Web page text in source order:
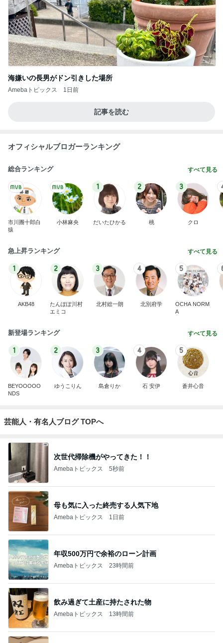
海嫌いの長男がドン引きした場所
Amebaトピックス 1日前
記事を読む
オフィシャルブロガーランキング
総合ランキング すべて見る
市川團十郎白
猿
小林麻央
1
だいたひかる
2
桃
3
クロ
急上昇ランキング すべて見る
1
AKB48
2
たんぽぽ川村
エミコ
3
北村総一朗
4
北別府学
5
OCHA NORM
A
新登場ランキング すべて見る
1
BEYOOOOO
NDS
2
ゆうこりん
3
島倉りか
4
石 安伊
5
蒼井心音
芸能人・有名人ブログ TOPへ
次世代掃除機がやってきた！！
Amebaトピックス 5秒前
母も気に入った終売する人気下地
Amebaトピックス 1日前
年収500万円で余裕のローン計画
Amebaトピックス 23時間前
飲み過ぎて土産に持たされた物
Amebaトピックス 13時間前